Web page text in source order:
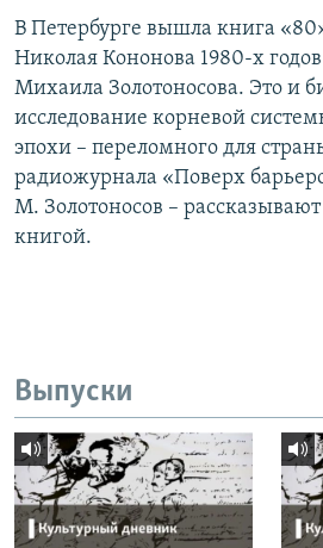
В Петербурге вышла книга
Николая Кононова 1980-х
Михаила Золотоносова. Это и
исследование корневой
эпохи – переломного для
радиожурнала «Поверх
М. Золотоносов –
книгой.
Выпуски